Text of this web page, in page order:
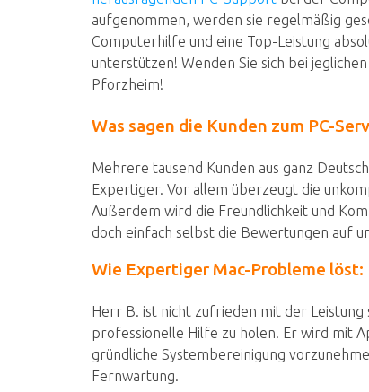
aufgenommen, werden sie regelmäßig
Computerhilfe und eine Top-Leistung
unterstützen! Wenden Sie sich bei
Pforzheim!
Was sagen die Kunden zum PC-
Mehrere tausend Kunden aus ganz
Expertiger. Vor allem überzeugt die
Außerdem wird die Freundlichkeit und
doch einfach selbst die Bewertungen auf
Wie Expertiger Mac-Probleme löst:
Herr B. ist nicht zufrieden mit der Leistung
professionelle Hilfe zu holen. Er wird mit
gründliche Systembereinigung
Fernwartung.